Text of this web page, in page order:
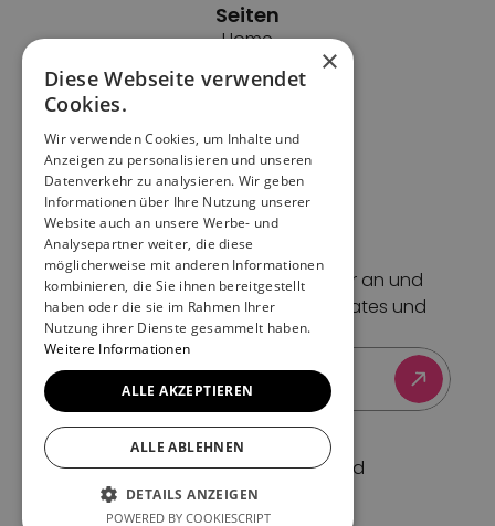
Seiten
Home
Impressum
Datenschutz
AGBs
Support
Kontakt
Blog
Newsletter
Melde dich für unseren Newsletter an und
erhalte Event-Tipps, Feature-Updates und
exklusive Insights.
© 2025 — All rights reserved
Beyond Tickets AG
×
Diese Webseite verwendet
Cookies.
Wir verwenden Cookies, um Inhalte und
Anzeigen zu personalisieren und unseren
Datenverkehr zu analysieren. Wir geben
Informationen über Ihre Nutzung unserer
Website auch an unsere Werbe- und
Analysepartner weiter, die diese
möglicherweise mit anderen Informationen
kombinieren, die Sie ihnen bereitgestellt
haben oder die sie im Rahmen Ihrer
Nutzung ihrer Dienste gesammelt haben.
Weitere Informationen
ALLE AKZEPTIEREN
ALLE ABLEHNEN
DETAILS ANZEIGEN
POWERED BY COOKIESCRIPT